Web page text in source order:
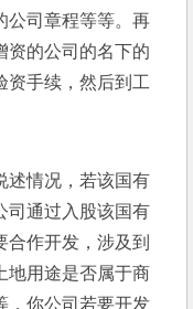
公司章程等等。再
资的公司的名下的
资手续，然后到工
述情况，若该国有
司通过入股该国有
作开发，涉及到
地用途是否属于商
，你公司若要开发